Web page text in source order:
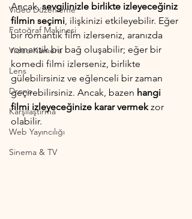
Video Düzenleme
Fotoğraf Makinesi
Video Kamera
Lens
Drone
Karşılaştırma
Web Yayıncılığı
Sinema & TV
Ancak, sevgilinizle birlikte izleyeceğiniz
filmin seçimi, ilişkinizi etkileyebilir. Eğer
bir romantik film izlerseniz, aranızda
romantik bir bağ oluşabilir; eğer bir
komedi filmi izlerseniz, birlikte
gülebilirsiniz ve eğlenceli bir zaman
geçirebilirsiniz. Ancak, bazen hangi
filmi izleyeceğinize karar vermek zor
olabilir.